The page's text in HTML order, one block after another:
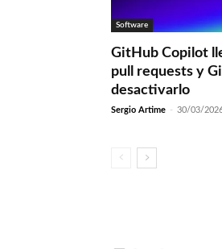
Software
GitHub Copilot
pull requests y
desactivarlo
Sergio Artime - 30/03/